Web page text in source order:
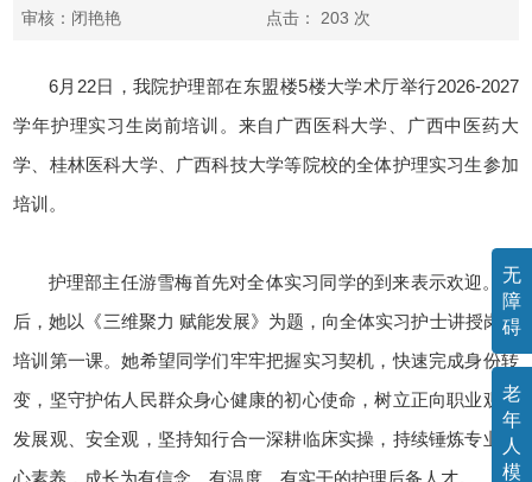
无
障
碍
老
年
人
模
审核：闭艳艳
点击： 203 次
6月22日，我院护理部在东盟楼5楼大学术厅举行2026-2027
学年护理实习生岗前培训。来自广西医科大学、广西中医药大
学、桂林医科大学、广西科技大学等院校的全体护理实习生参加
培训。
护理部主任游雪梅首先对全体实习同学的到来表示欢迎。随
后，她以《三维聚力 赋能发展》为题，向全体实习护士讲授岗前
培训第一课。她希望同学们牢牢把握实习契机，快速完成身份转
变，坚守护佑人民群众身心健康的初心使命，树立正向职业观、
发展观、安全观，坚持知行合一深耕临床实操，持续锤炼专业核